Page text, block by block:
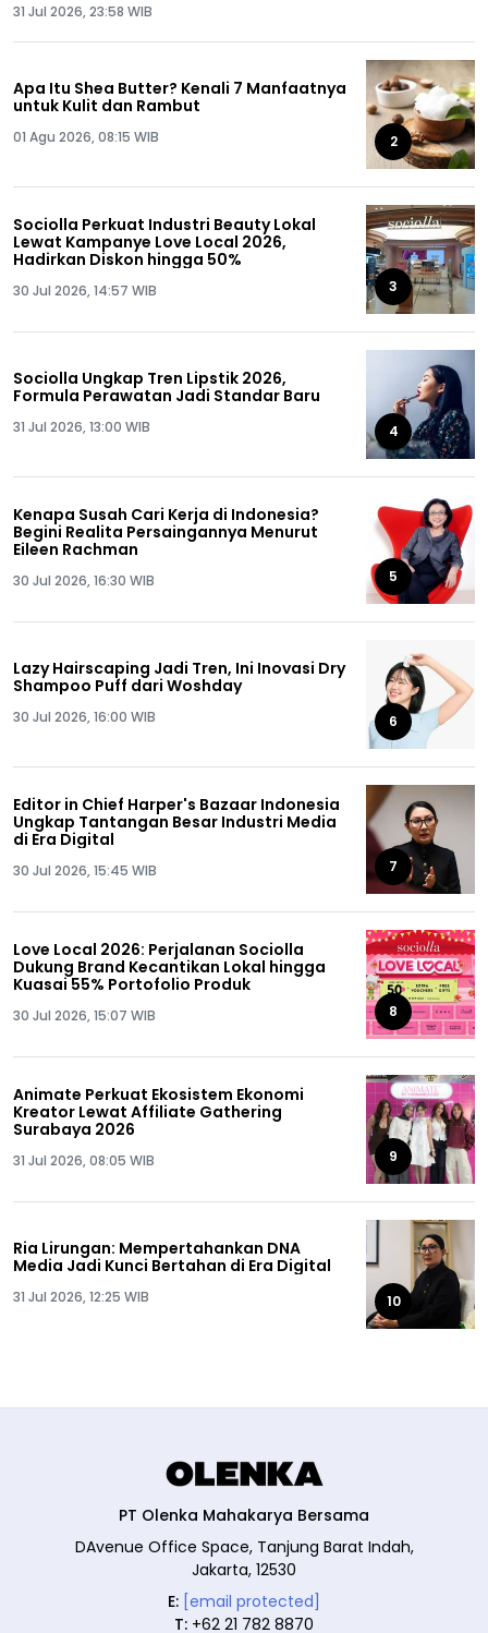
31 Jul 2026, 23:58 WIB
Apa Itu Shea Butter? Kenali 7 Manfaatnya
untuk Kulit dan Rambut
01 Agu 2026, 08:15 WIB 2
Sociolla Perkuat Industri Beauty Lokal
Lewat Kampanye Love Local 2026,
Hadirkan Diskon hingga 50%
30 Jul 2026, 14:57 WIB 3
Sociolla Ungkap Tren Lipstik 2026,
Formula Perawatan Jadi Standar Baru
31 Jul 2026, 13:00 WIB 4
Kenapa Susah Cari Kerja di Indonesia?
Begini Realita Persaingannya Menurut
Eileen Rachman
30 Jul 2026, 16:30 WIB 5
Lazy Hairscaping Jadi Tren, Ini Inovasi Dry
Shampoo Puff dari Woshday
30 Jul 2026, 16:00 WIB 6
Editor in Chief Harper's Bazaar Indonesia
Ungkap Tantangan Besar Industri Media
di Era Digital
30 Jul 2026, 15:45 WIB 7
Love Local 2026: Perjalanan Sociolla
Dukung Brand Kecantikan Lokal hingga
Kuasai 55% Portofolio Produk
30 Jul 2026, 15:07 WIB 8
Animate Perkuat Ekosistem Ekonomi
Kreator Lewat Affiliate Gathering
Surabaya 2026
31 Jul 2026, 08:05 WIB 9
Ria Lirungan: Mempertahankan DNA
Media Jadi Kunci Bertahan di Era Digital
31 Jul 2026, 12:25 WIB 10
PT Olenka Mahakarya Bersama
DAvenue Office Space, Tanjung Barat Indah,
Jakarta, 12530
E: [email protected]
T: +62 21 782 8870